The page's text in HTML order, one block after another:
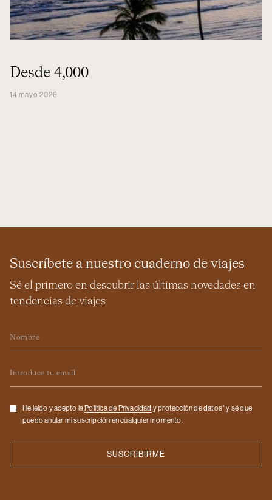
Desde 4,000
14 mayo 2026
Suscríbete a nuestro cuaderno de viajes
Sé el primero en descubrir las últimas novedades en
tendencias de viajes
Checkbox
He leído y acepto la Politica de Privacidad y protección de datos* y sé que
puedo anular mi suscripción en cualquier momento.